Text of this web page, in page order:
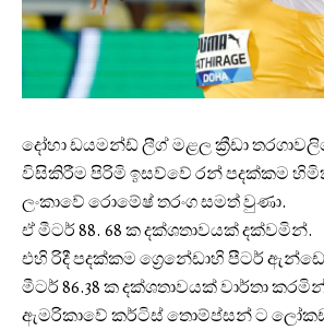
දෝහා ඩයමන්ඩ් ලීග් මළල ක්‍රීඩා
විසිකිරීම පිරිමි ඉසව්වේ රන් පදක්කම
ලංකාවේ රොමේෂ් තරංග සමත් වුණා.
ඒ මීටර් 88. 68 ක දක්ශතාවයක් දක්වමින්.
එහි රිදී පදක්කම ග්‍රෙනේඩාහි පීටර්
මීටර් 86.38 ක දක්ශතාවයක් වාර්තා
ඇමරිකාවේ කර්ටිස් තොම්ප්සන් ට